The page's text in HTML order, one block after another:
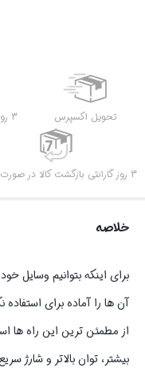
تحویل اکسپرس 3 روز گارانتی بازگشت وجه
3 روز گارانتی بازگشت کالا در صورت خرابی
خلاصه
برای اینکه بتوانیم وسایل
آن ها را آماده برای
از مطمئن ترین این راه ها
بیشتر، توان بالاتر و شارژ